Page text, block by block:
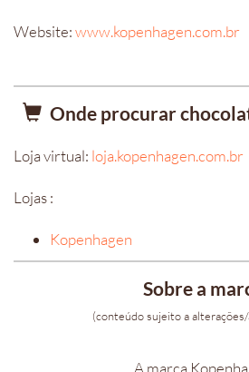
Website:www.kopenhagen.com.br
Onde procurar
Loja virtual: loja.kopenhagen.com.br
Lojas :
Kopenhagen
Sobre a
(conteúdo sujeito a